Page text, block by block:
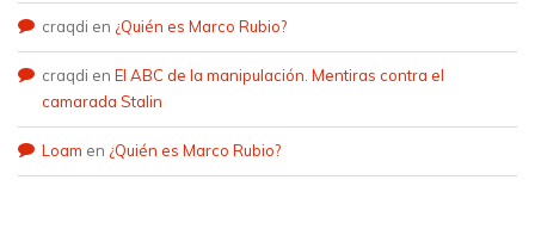
craqdi en ¿Quién es Marco Rubio?
craqdi en El ABC de la manipulación. Mentiras contra el
camarada Stalin
Loam en ¿Quién es Marco Rubio?